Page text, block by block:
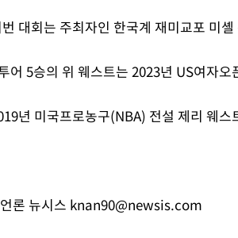
대회는 주최자인 한국계 재미교포 미
어 5승의 위 웨스트는 2023년 US여자
년 미국프로농구(NBA) 전설 제리 웨
론 뉴시스 knan90@newsis.com